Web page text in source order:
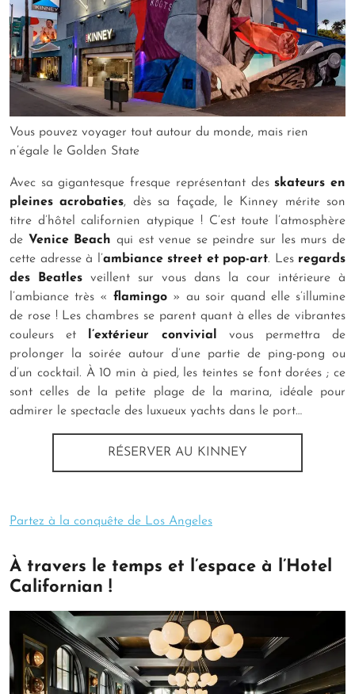
Vous pouvez voyager tout autour du monde, mais rien
n’égale le Golden State
Avec sa gigantesque fresque représentant desskateurs en
pleines acrobaties, dès sa façade, le Kinney mérite son
titre d’hôtel californien atypique ! C’est toute l’atmosphère
de Venice Beach qui est venue se peindre sur les murs de
cette adresse à l’ambiance street et pop-art. Les regards
des Beatles veillent sur vous dans la cour intérieure à
l’ambiance très « flamingo » au soir quand elle s’illumine
de rose ! Les chambres se parent quant à elles de vibrantes
couleurs et
l’extérieur convivial vous permettra de
prolonger la soirée autour d’une partie de ping-pong ou
d’un cocktail. À 10 min à pied, les teintes se font dorées ; ce
sont celles de la petite plage de la marina, idéale pour
admirer le spectacle des luxueux yachts dans le port…
RÉSERVER AU KINNEY
Partez à la conquête de Los Angeles
À travers le temps et l’espace à l’Hotel
Californian !